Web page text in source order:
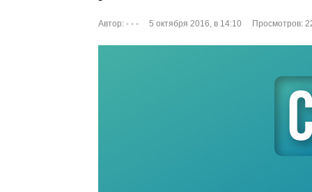
Автор: - - - 5 октября 2016, в 14:10 Просмотров: